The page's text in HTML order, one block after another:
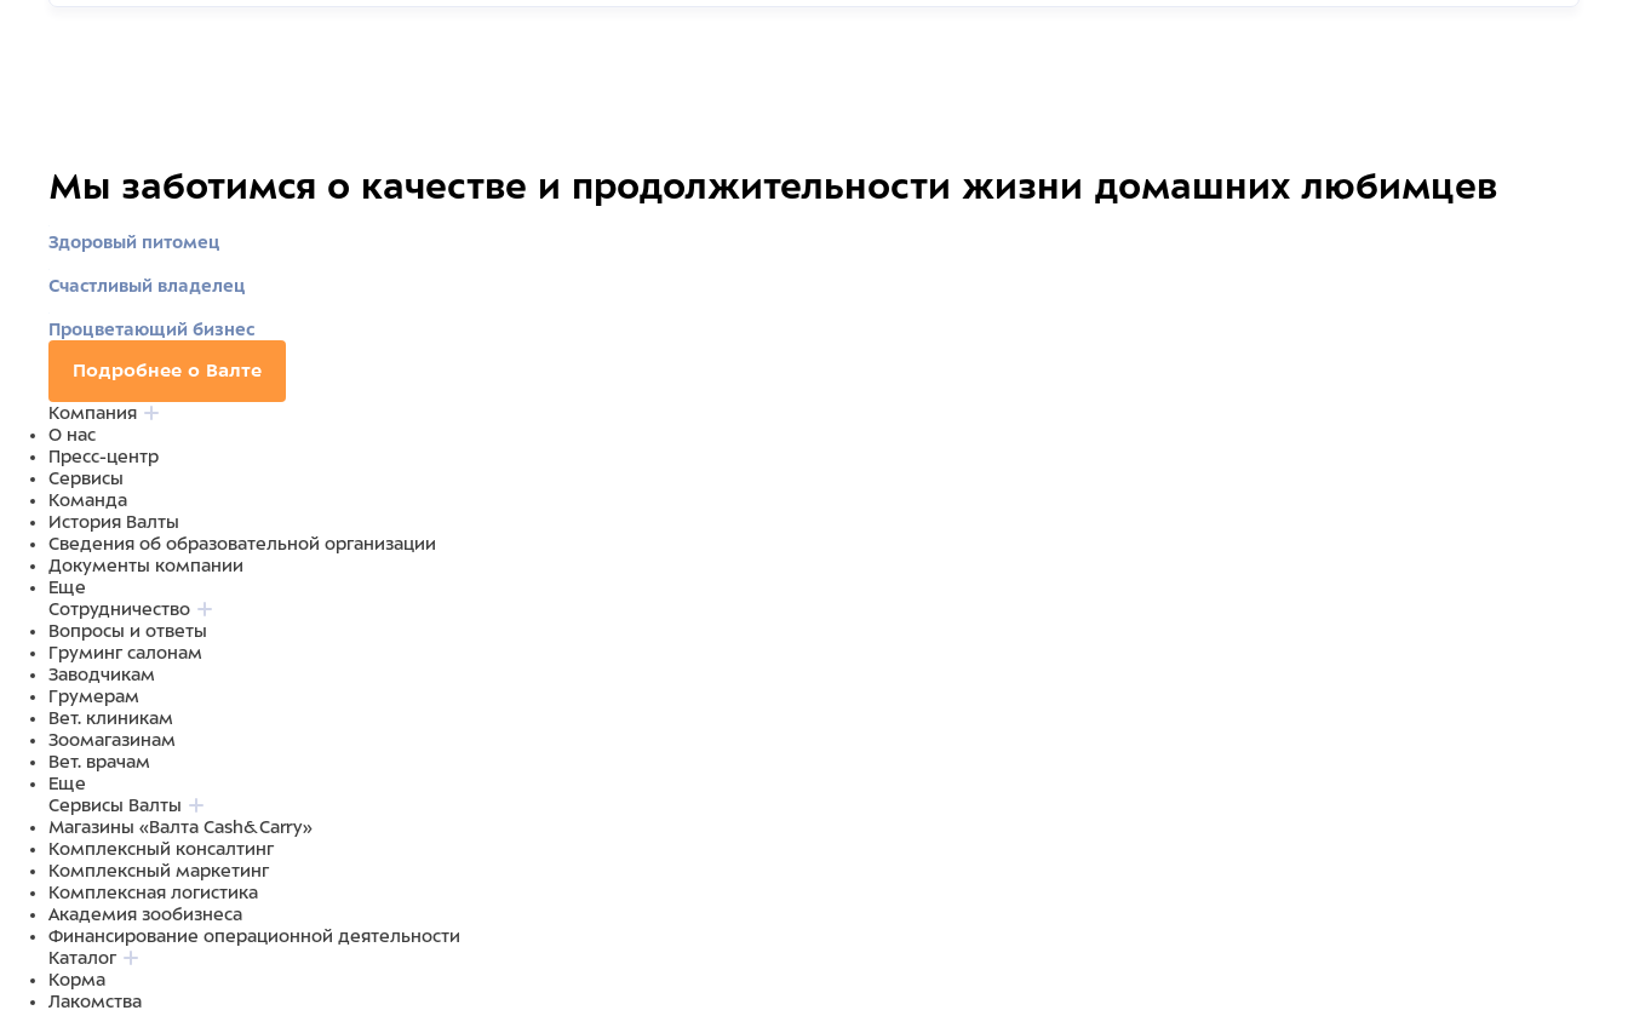
Мы заботимся о качестве и продолжительности жизни домашних любимцев
Здоровый питомец
Счастливый владелец
Процветающий бизнес
Подробнее о Валте
Компания
О нас
Пресс-центр
Сервисы
Команда
История Валты
Сведения об образовательной организации
Документы компании
Еще
Сотрудничество
Вопросы и ответы
Груминг салонам
Заводчикам
Грумерам
Вет. клиникам
Зоомагазинам
Вет. врачам
Еще
Сервисы Валты
Магазины «Валта Cash&Carry»
Комплексный консалтинг
Комплексный маркетинг
Комплексная логистика
Академия зообизнеса
Финансирование операционной деятельности
Каталог
Корма
Лакомства